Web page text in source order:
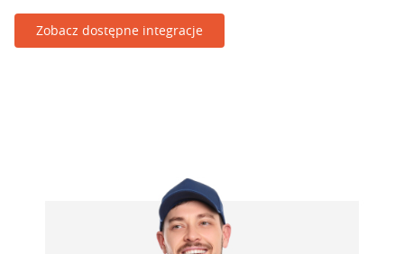
Zobacz dostępne integracje